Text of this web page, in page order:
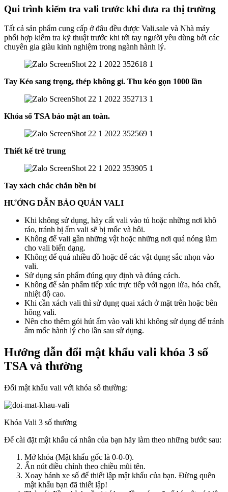
Qui trình kiếm tra vali trước khi đưa ra thị trường
Tất cả sản phẩm cung cấp ở đâu đều được Vali.sale và Nhà máy
phối hợp kiểm tra kỹ thuật trước khi tới tay người yêu dùng bởi các
chuyên gia giàu kinh nghiệm trong ngành hành lý.
Tay Kéo sang trọng, thép không gỉ. Thu kéo gọn 1000 lần
Khóa số TSA bảo mật an toàn.
Thiết kế trẻ trung
Tay xách chắc chắn bền bỉ
HƯỚNG DẪN BẢO QUẢN VALI
Khi không sử dụng, hãy cất vali vào tủ hoặc những nơi khô
ráo, tránh bị ẩm vali sẽ bị mốc và hôi.
Không để vali gần những vật hoặc những nơi quá nóng làm
cho vali biến dạng.
Không để quá nhiều đồ hoặc để các vật dụng sắc nhọn vào
vali.
Sử dụng sản phẩm đúng quy định và đúng cách.
Không để sản phẩm tiếp xúc trực tiếp với ngọn lửa, hóa chất,
nhiệt độ cao.
Khi cần xách vali thì sử dụng quai xách ở mặt trên hoặc bên
hông vali.
Nên cho thêm gói hút ẩm vào vali khi không sử dụng để tránh
ẩm mốc hành lý cho lần sau sử dụng.
Hướng dẫn đổi mật khẩu vali khóa 3 số
TSA và thường
Đối mật khẩu vali với khóa số thường:
Khóa Vali 3 số thường
Để cài đặt mật khẩu cá nhân của bạn hãy làm theo những bước sau:
Mở khóa (Mật khẩu gốc là 0-0-0).
Ấn nút điều chỉnh theo chiều mũi tên.
Xoay bánh xe số để thiết lập mật khẩu của bạn. Đừng quên
mật khẩu bạn đã thiết lập!